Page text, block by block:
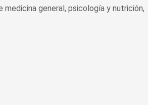
general, psicología y nutrición,